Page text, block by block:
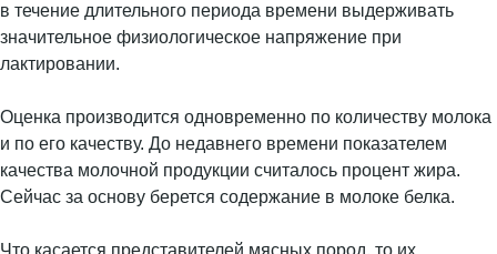
в течение длительного периода времени выдерживать
значительное физиологическое напряжение при
лактировании.
Оценка производится одновременно по количеству молока
и по его качеству. До недавнего времени показателем
качества молочной продукции считалось процент жира.
Сейчас за основу берется содержание в молоке белка.
Что касается представителей мясных пород, то их